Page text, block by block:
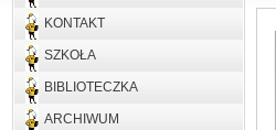
KONTAKT
SZKOŁA
BIBLIOTECZKA
ARCHIWUM